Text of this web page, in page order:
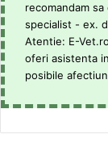
recomandam
specialist - ex.
Atentie: E-
oferi asistenta
posibile